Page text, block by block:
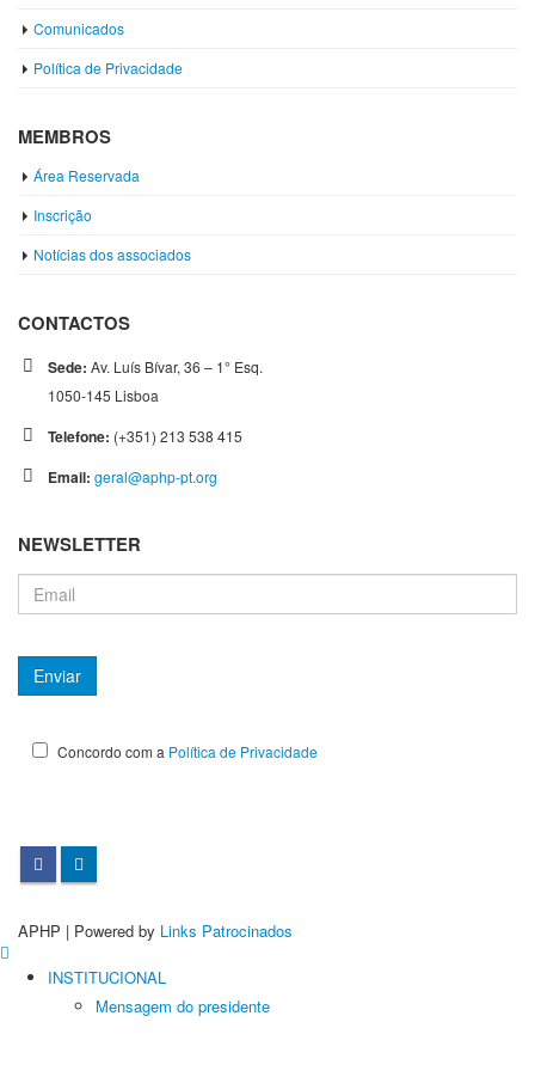
Comunicados
Política de Privacidade
MEMBROS
Área Reservada
Inscrição
Notícias dos associados
CONTACTOS
Sede: Av. Luís Bívar, 36 – 1° Esq.
1050-145 Lisboa
Telefone: (+351) 213 538 415
Email: geral@aphp-pt.org
NEWSLETTER
Concordo com a Política de Privacidade
APHP | Powered by Links Patrocinados
INSTITUCIONAL
Mensagem do presidente